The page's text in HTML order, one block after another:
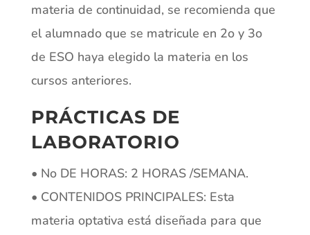
materia de continuidad, se recomienda que
el alumnado que se matricule en 2o y 3o
de ESO haya elegido la materia en los
cursos anteriores.
PRÁCTICAS DE
LABORATORIO
• No DE HORAS: 2 HORAS /SEMANA.
• CONTENIDOS PRINCIPALES: Esta
materia optativa está diseñada para que